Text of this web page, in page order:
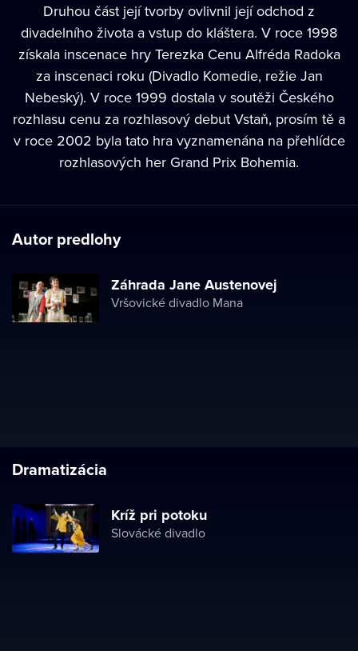
Druhou část její tvorby ovlivnil její odchod z
divadelního života a vstup do kláštera. V roce 1998
získala inscenace hry Terezka Cenu Alfréda Radoka
za inscenaci roku (Divadlo Komedie, režie Jan
Nebeský). V roce 1999 dostala v soutěži Českého
rozhlasu cenu za rozhlasový debut Vstaň, prosím tě a
v roce 2002 byla tato hra vyznamenána na přehlídce
rozhlasových her Grand Prix Bohemia.
Autor predlohy
Záhrada Jane Austenovej
Vršovické divadlo Mana
Dramatizácia
Kríž pri potoku
Slovácké divadlo